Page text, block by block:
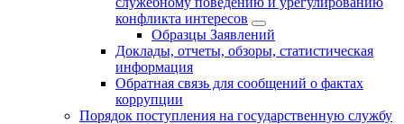
конфликта интересов
Образцы Заявлений
Доклады, отчеты, обзоры, статистическая
информация
Обратная связь для сообщений о фактах
коррупции
Порядок поступления на государственную службу